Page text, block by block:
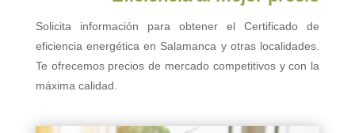
Solicita información para obtener el Certificado de
eficiencia energética en Salamanca y otras localidades.
Te ofrecemos precios de mercado competitivos y con la
máxima calidad.